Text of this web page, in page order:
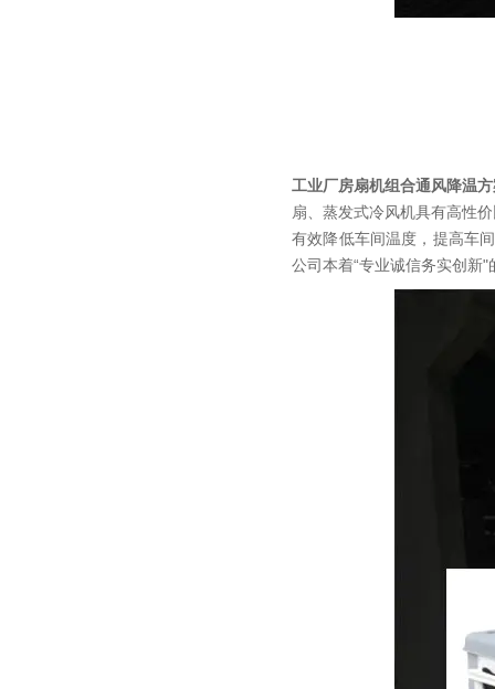
工业厂房扇机组合通风降温
扇、蒸发式冷风机具有高性
有效降低车间温度，提高车
公司本着“专业诚信务实创新